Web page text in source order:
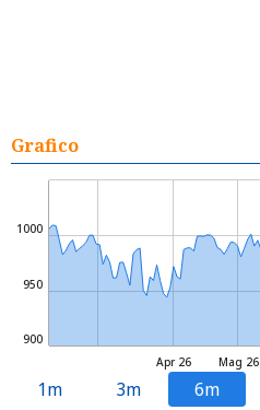
Grafico
Mag 26
Apr 26
900
950
1000
1m 3m 6m